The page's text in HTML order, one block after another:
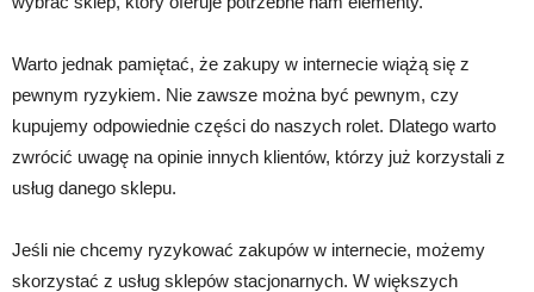
Warto jednak pamiętać, że zakupy w internecie wiążą się z
pewnym ryzykiem. Nie zawsze można być pewnym, czy
kupujemy odpowiednie części do naszych rolet. Dlatego warto
zwrócić uwagę na opinie innych klientów, którzy już korzystali z
usług danego sklepu.
Jeśli nie chcemy ryzykować zakupów w internecie, możemy
skorzystać z usług sklepów stacjonarnych. W większych